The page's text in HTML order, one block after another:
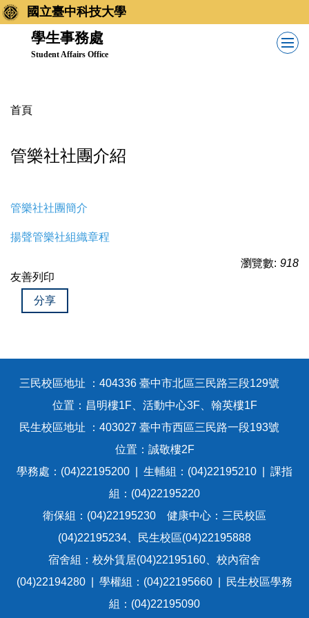
跳
到
區
國立臺中科技大學
學生事務處
Student Affairs Office
首頁
管樂社社團介紹
管樂社社團簡介
揚聲管樂社組織章程
瀏覽數: 918
友善列印
分享
三民校區地址 ：404336 臺中市北區三民路三段129號
位置：昌明樓1F、活動中心3F、翰英樓1F
民生校區地址 ：403027 臺中市西區三民路一段193號
位置：誠敬樓2F
學務處：(04)22195200 | 生輔組：(04)22195210 | 課指
組：(04)22195220
衛保組：(04)22195230 健康中心：三民校區
(04)22195234、民生校區(04)22195888
宿舍組：校外賃居(04)22195160、校內宿舍
(04)22194280 | 學權組：(04)22195660 | 民生校區學務
組：(04)22195090